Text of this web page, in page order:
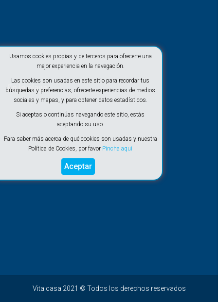
Usamos cookies propias y de terceros para ofrecerte una
mejor experiencia en la navegación.
Las cookies son usadas en este sitio para recordar tus
búsquedas y preferencias, ofrecerte experiencias de medios
sociales y mapas, y para obtener datos estadísticos.
Si aceptas o continúas navegando este sitio, estás
aceptando su uso.
Para saber más acerca de qué cookies son usadas y nuestra
Política de Cookies, por favor Pincha aquí
Aceptar
En la playa
Vitalcasa 2021 © Todos los derechos reservados